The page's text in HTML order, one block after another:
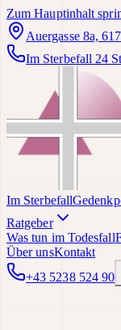
Zum Hauptinhalt
Auergasse 8a,
Im Sterbefall 24
Im Sterbefall
Ratgeber
Was tun im Todesfall
Über unsKontakt
+43 5238 524 90